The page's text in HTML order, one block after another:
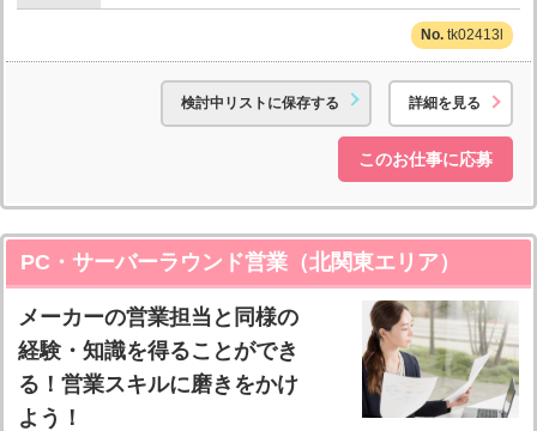
tk02413l
検討中リストに保存する 詳細を見る
このお仕事に応募
PC・サーバーラウンド営業（北関東エリア）
メーカーの営業担当と同様の
経験・知識を得ることができ
る！営業スキルに磨きをかけ
よう！